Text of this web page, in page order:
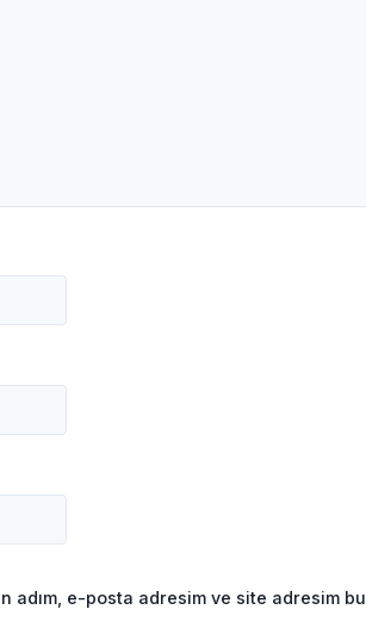
adım, e-posta adresim ve site adresim bu